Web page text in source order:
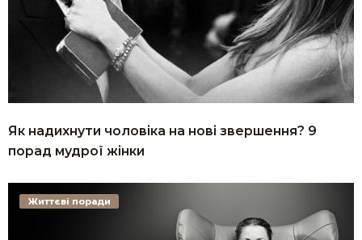
Як надихнути чоловіка на нові звершення? 9
порад мудрої жінки
Життєві поради